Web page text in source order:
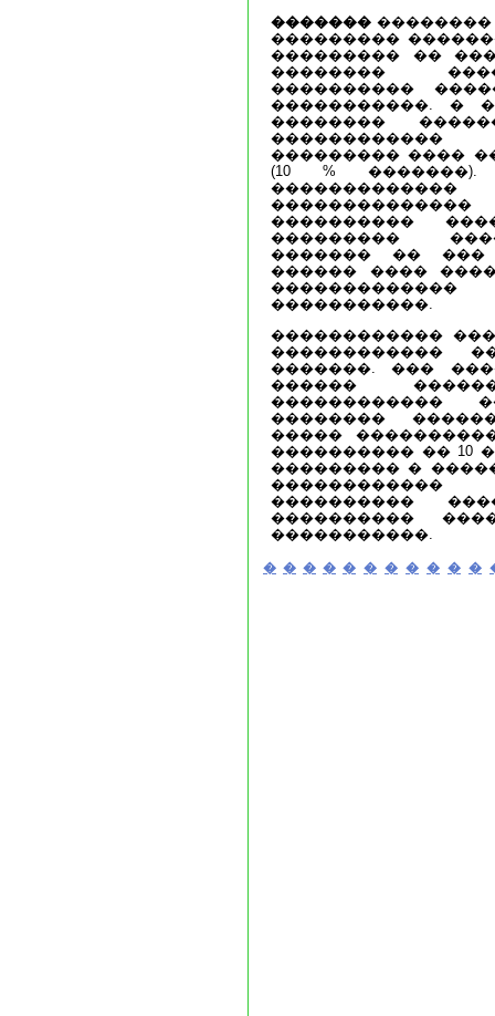
������� ��������
���������
��������� ��
��������
����������
�����������. �
��������
��������� ����
(10 %
����������
���������
������� �� ���
������ ����
�����������.
������������
������������
�������. ���
������
������������
��������
�����
���������� �� 10
��������� �
����������
����������
�����������.
� � � � � � � � � � �